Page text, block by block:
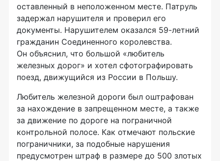
оставленный в неположенном месте. Патруль
задержал нарушителя и проверил его
документы. Нарушителем оказался 59-летний
гражданин Соединенного королевства.
Он объяснил, что большой «любитель
железных дорог» и хотел сфотографировать
поезд, движущийся из России в Польшу.
Любитель железной дороги был оштрафован
за нахождение в запрещенном месте, а также
за движение по дороге на пограничной
контрольной полосе. Как отмечают польские
пограничники, за подобные нарушения
предусмотрен штраф в размере до 500 злотых